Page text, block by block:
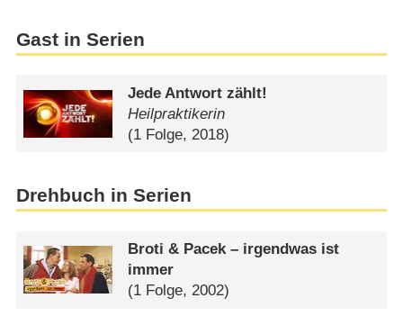
Gast in Serien
Jede Antwort zählt!
Heilpraktikerin
(1 Folge, 2018)
Drehbuch in Serien
Broti & Pacek – irgendwas ist
immer
(1 Folge, 2002)